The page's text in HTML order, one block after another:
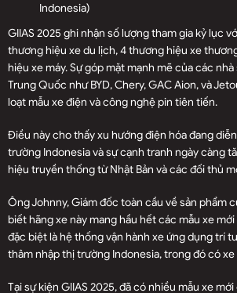
Indonesia)
GIIAS 2025 ghi nhận số lượng tham gia kỷ lục
thương hiệu xe du lịch, 4 thương hiệu xe
hiệu xe máy. Sự góp mặt mạnh mẽ của các
Trung Quốc như BYD, Chery, GAC Aion, và
loạt mẫu xe điện và công nghệ pin tiên tiến.
Điều này cho thấy xu hướng điện hóa đang
trường Indonesia và sự cạnh tranh ngày càng
hiệu truyền thống từ Nhật Bản và các đối thủ
Ông Johnny, Giám đốc toàn cầu về sản phẩm
biết hãng xe này mang hầu hết các mẫu xe
đặc biệt là hệ thống vận hành xe ứng dụng trí
thâm nhập thị trường Indonesia, trong đó có xe
Tại sự kiện GIIAS 2025, đã có nhiều mẫu xe